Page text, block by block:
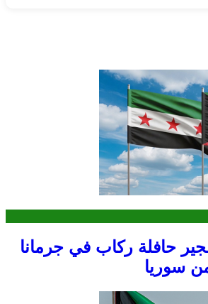
حافلة ركاب في جرمانا
سوريا